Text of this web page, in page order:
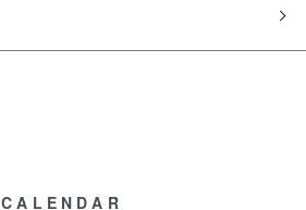
CALENDAR